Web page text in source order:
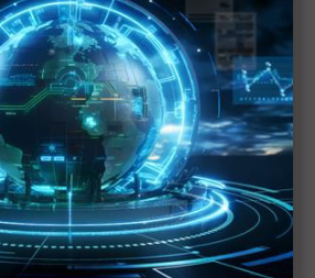
業者搶攻工業4.0供應鏈商機
競相投入 IoT、AI、健康與生物科
作 體現新一代資料中心技術
IoT及LTE-M產品